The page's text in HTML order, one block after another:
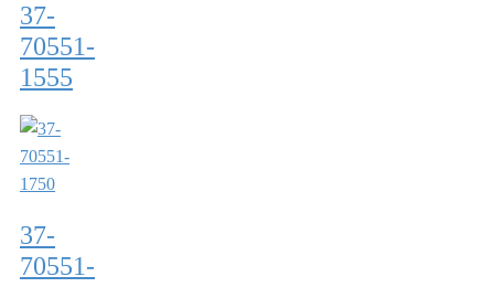
37-
70551-
1555
37-
70551-